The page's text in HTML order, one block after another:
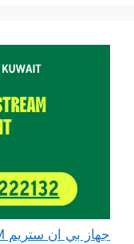
جهاز بي ان ستريم beIN STREAM الكويت مع اشتراك